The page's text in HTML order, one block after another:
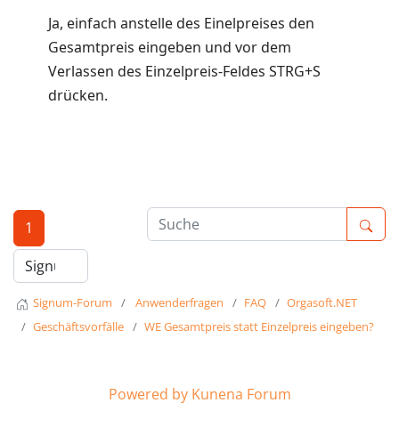
Ja, einfach anstelle des Einelpreises den
Gesamtpreis eingeben und vor dem
Verlassen des Einzelpreis-Feldes STRG+S
drücken.
1
Signum-Forum Anwenderfragen FAQ
Orgasoft.NET
Geschäftsvorfälle
WE Gesamtpreis statt Einzelpreis eingeben?
Powered by Kunena Forum